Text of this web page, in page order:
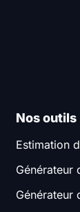
Nos outils
Estimation
Générateur
Générateur